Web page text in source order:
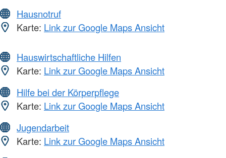
Hausnotruf
Karte: Link zur Google Maps Ansicht
Hauswirtschaftliche Hilfen
Karte: Link zur Google Maps Ansicht
Hilfe bei der Körperpflege
Karte: Link zur Google Maps Ansicht
Jugendarbeit
Karte: Link zur Google Maps Ansicht